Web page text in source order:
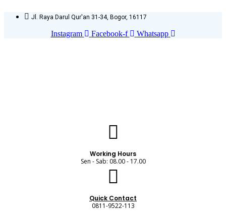
Jl. Raya Darul Qur'an 31-34, Bogor, 16117
Instagram Facebook-f Whatsapp
Working Hours
Sen - Sab: 08.00 - 17.00
Quick Contact
0811-9522-113